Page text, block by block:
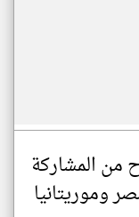
المشاركة
وموريتانيا